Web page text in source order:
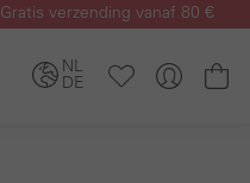
Gratis verzending vanaf 80 €
NL
DE